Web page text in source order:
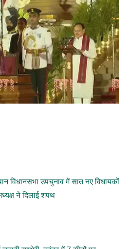
विधानसभा उपचुनाव में सात नए विधायकों
ने दिलाई शपथ